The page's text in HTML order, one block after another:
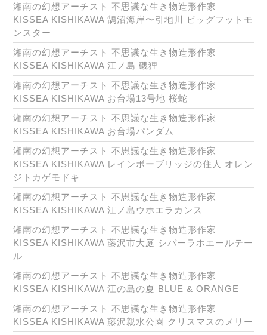
湘南の幻想アーチスト 不思議な生き物造形作家
KISSEA KISHIKAWA 鵠沼海岸〜引地川 ビッグフットモ
ンスター
湘南の幻想アーチスト 不思議な生き物造形作家
KISSEA KISHIKAWA 江ノ島 磯狸
湘南の幻想アーチスト 不思議な生き物造形作家
KISSEA KISHIKAWA お台場13号地 桜蛇
湘南の幻想アーチスト 不思議な生き物造形作家
KISSEA KISHIKAWA お台場パンダム
湘南の幻想アーチスト 不思議な生き物造形作家
KISSEA KISHIKAWA レインボーブリッジの住人 オレン
ジトカゲモドキ
湘南の幻想アーチスト 不思議な生き物造形作家
KISSEA KISHIKAWA 江ノ島ウホエラカンス
湘南の幻想アーチスト 不思議な生き物造形作家
KISSEA KISHIKAWA 藤沢市大庭 シバーラホエールテー
ル
湘南の幻想アーチスト 不思議な生き物造形作家
KISSEA KISHIKAWA 江の島の夏 BLUE & ORANGE
湘南の幻想アーチスト 不思議な生き物造形作家
KISSEA KISHIKAWA 藤沢親水公園 クリスマスのメリー